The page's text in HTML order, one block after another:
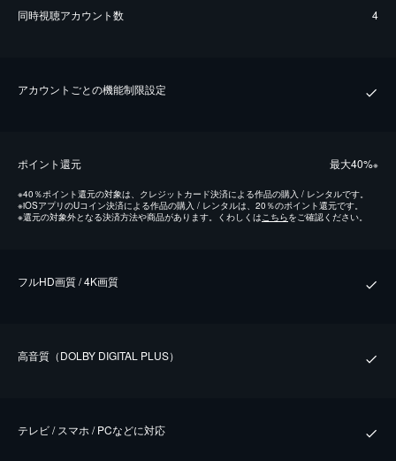
同時視聴アカウント数 4
アカウントごとの機能制限設定
ポイント還元 最⼤40%※
※40％ポイント還元の対象は、クレジットカード決済による作品の購入 / レンタルです。
※iOSアプリのUコイン決済による作品の購入 / レンタルは、20％のポイント還元です。
※還元の対象外となる決済方法や商品があります。くわしくはこちらをご確認ください。
フルHD画質 / 4K画質
⾼⾳質（DOLBY DIGITAL PLUS）
テレビ / スマホ / PCなどに対応